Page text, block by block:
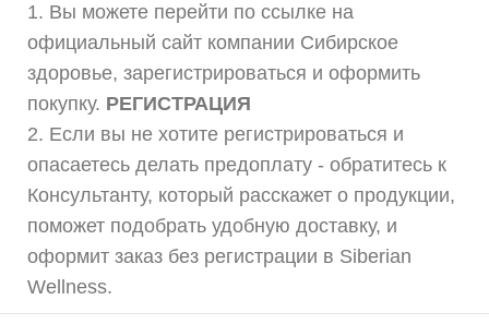
1. Вы можете перейти по ссылке на
официальный сайт компании Сибирское
здоровье, зарегистрироваться и оформить
покупку. РЕГИСТРАЦИЯ
2. Если вы не хотите регистрироваться и
опасаетесь делать предоплату - обратитесь к
Консультанту, который расскажет о продукции,
поможет подобрать удобную доставку, и
оформит заказ без регистрации в Siberian
Wellness.